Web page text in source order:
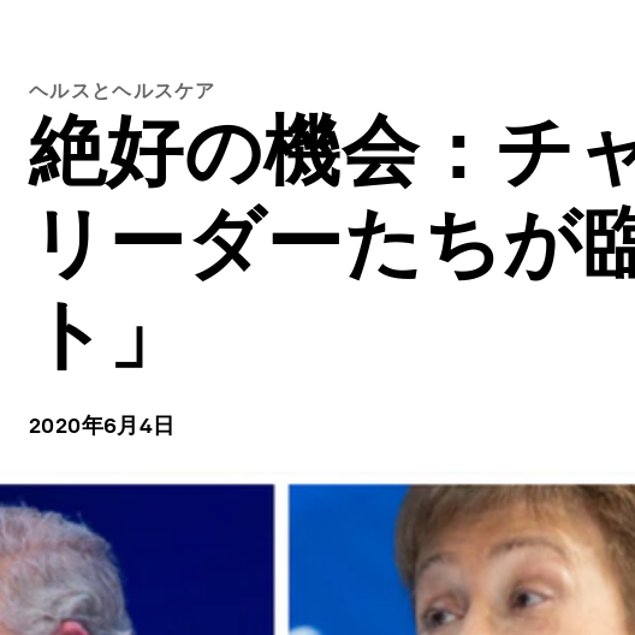
ヘルスとヘルスケア
絶好の機会：チ
リーダーたちが
ト」
2020年6月4日